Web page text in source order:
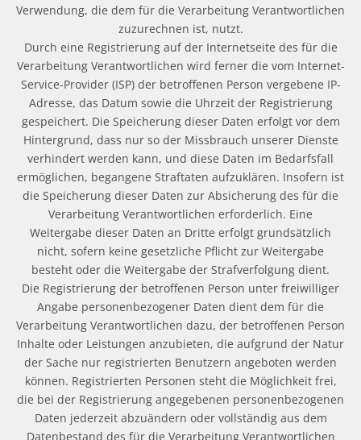
Verwendung, die dem für die Verarbeitung Verantwortlichen
zuzurechnen ist, nutzt.
Durch eine Registrierung auf der Internetseite des für die
Verarbeitung Verantwortlichen wird ferner die vom Internet-
Service-Provider (ISP) der betroffenen Person vergebene IP-
Adresse, das Datum sowie die Uhrzeit der Registrierung
gespeichert. Die Speicherung dieser Daten erfolgt vor dem
Hintergrund, dass nur so der Missbrauch unserer Dienste
verhindert werden kann, und diese Daten im Bedarfsfall
ermöglichen, begangene Straftaten aufzuklären. Insofern ist
die Speicherung dieser Daten zur Absicherung des für die
Verarbeitung Verantwortlichen erforderlich. Eine
Weitergabe dieser Daten an Dritte erfolgt grundsätzlich
nicht, sofern keine gesetzliche Pflicht zur Weitergabe
besteht oder die Weitergabe der Strafverfolgung dient.
Die Registrierung der betroffenen Person unter freiwilliger
Angabe personenbezogener Daten dient dem für die
Verarbeitung Verantwortlichen dazu, der betroffenen Person
Inhalte oder Leistungen anzubieten, die aufgrund der Natur
der Sache nur registrierten Benutzern angeboten werden
können. Registrierten Personen steht die Möglichkeit frei,
die bei der Registrierung angegebenen personenbezogenen
Daten jederzeit abzuändern oder vollständig aus dem
Datenbestand des für die Verarbeitung Verantwortlichen